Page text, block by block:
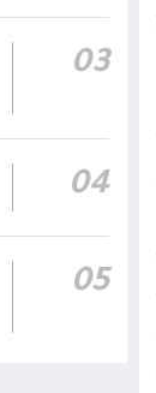
01:13
03
04
05